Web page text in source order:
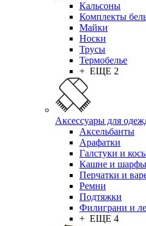
Кальсоны
Комплекты
Майки
Носки
Трусы
Термобелье
+ ЕЩЕ 2
Аксессуары для
Аксельбанты
Арафатки
Галстуки и
Кашне и шарфы
Перчатки и
Ремни
Подтяжки
Филиграни и
+ ЕЩЕ 4